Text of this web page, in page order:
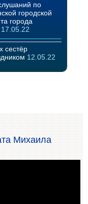
по
городской
города
17.05.22
сестёр
12.05.22
Михаила